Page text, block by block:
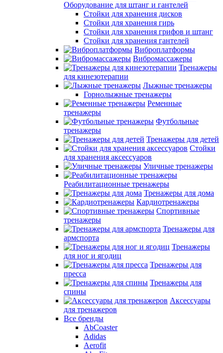
Оборудование для штанг и гантелей
Стойки для хранения дисков
Стойки для хранения гирь
Стойки для хранения грифов и штанг
Стойки для хранения гантелей
Виброплатформы
Вибромассажеры
Тренажеры
для кинезотерапии
Лыжные тренажеры
Горнолыжные тренажеры
Ременные
тренажеры
Футбольные
тренажеры
Тренажеры для детей
Стойки
для хранения аксессуаров
Уличные тренажеры
Реабилитационные тренажеры
Тренажеры для дома
Кардиотренажеры
Спортивные
тренажеры
Тренажеры для
армспорта
Тренажеры
для ног и ягодиц
Тренажеры для
пресса
Тренажеры для
спины
Аксессуары
для тренажеров
Все бренды
AbCoaster
Adidas
Aerofit